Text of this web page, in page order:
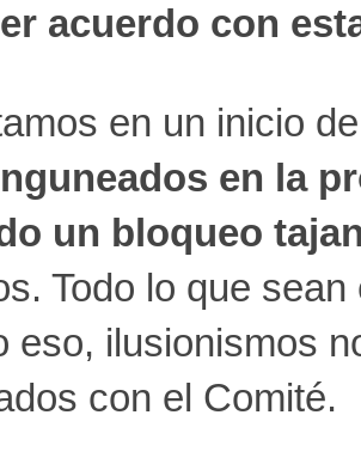
acuerdo con
en un inicio
en la
un bloqueo
Todo lo que
eso, ilusionismos
con el Comité.